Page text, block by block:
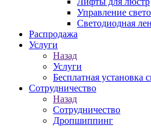
Управление
Светодиодная
Распродажа
Услуги
Назад
Услуги
Бесплатная установка
Сотрудничество
Назад
Сотрудничество
Дропшиппинг